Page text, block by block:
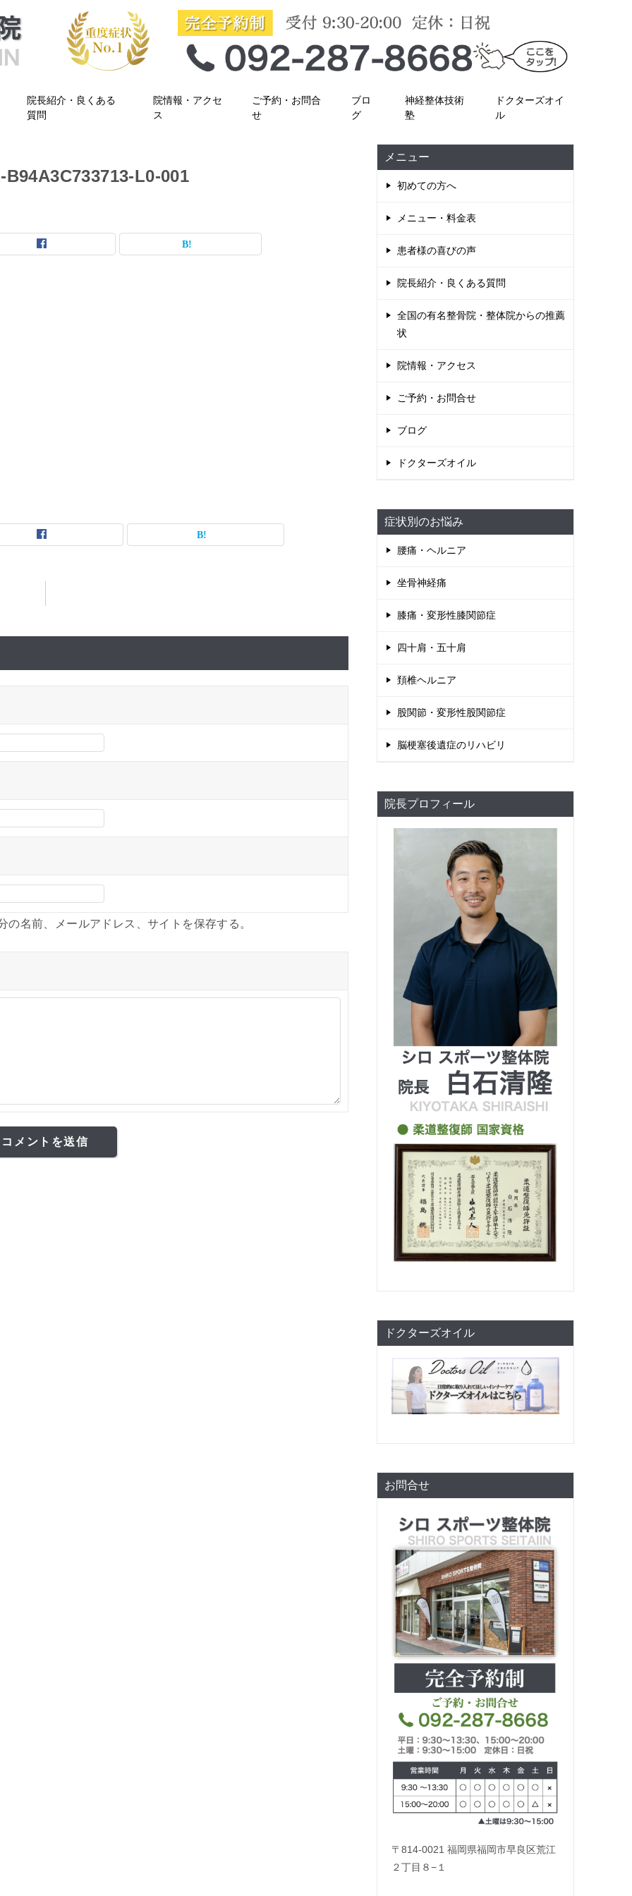
院長紹介・良くある
質問
院情報・アクセ
ス
ご予約・お問合
せ
ブロ
グ
神経整体技術
塾
ドクターズオイ
ル
L0-001
名前、メールアドレス、サイトを保存する。
メニュー
初めての方へ
メニュー・料金表
患者様の喜びの声
院長紹介・良くある質問
全国の有名整骨院・整体院からの推薦
状
院情報・アクセス
ご予約・お問合せ
ブログ
ドクターズオイル
症状別のお悩み
腰痛・ヘルニア
坐骨神経痛
膝痛・変形性膝関節症
四十肩・五十肩
頚椎ヘルニア
股関節・変形性股関節症
脳梗塞後遺症のリハビリ
院長プロフィール
ドクターズオイル
お問合せ
〒814-0021 福岡県福岡市早良区荒江
２丁目８−１